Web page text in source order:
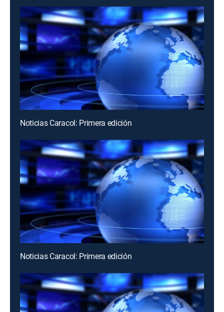
Noticias Caracol: Primera edición
Noticias Caracol: Primera edición